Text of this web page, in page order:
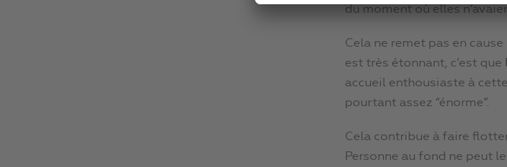
du moment où elles
Cela ne remet pas en
est très étonnant, c’est que
accueil enthousiaste à
pourtant assez “énorme”.
Cela contribue à faire
Personne au fond ne peut